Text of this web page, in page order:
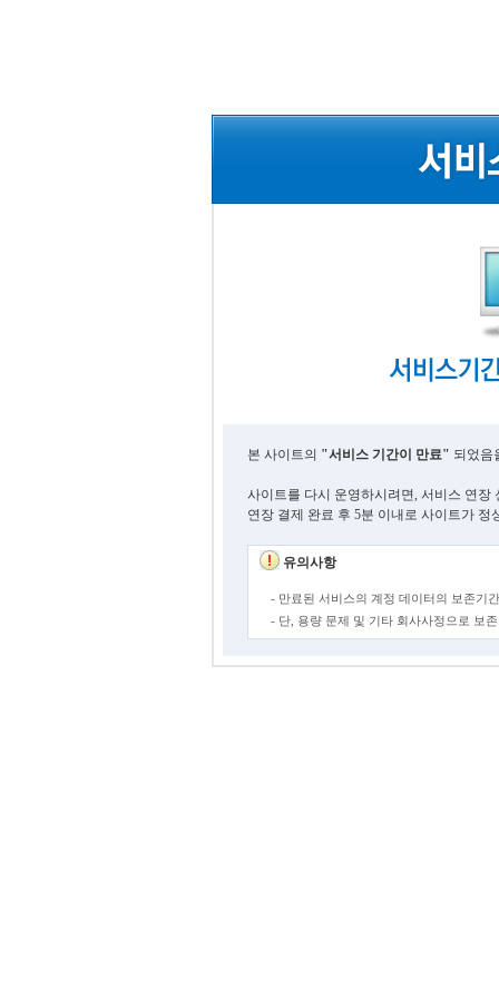
본 사이트의 "서비스 기간이 만료" 되었음
사이트를 다시 운영하시려면, 서비스 연장
연장 결제 완료 후 5분 이내로 사이트가 정
유의사항
- 만료된 서비스의 계정 데이터의 보존기
- 단, 용량 문제 및 기타 회사사정으로 보